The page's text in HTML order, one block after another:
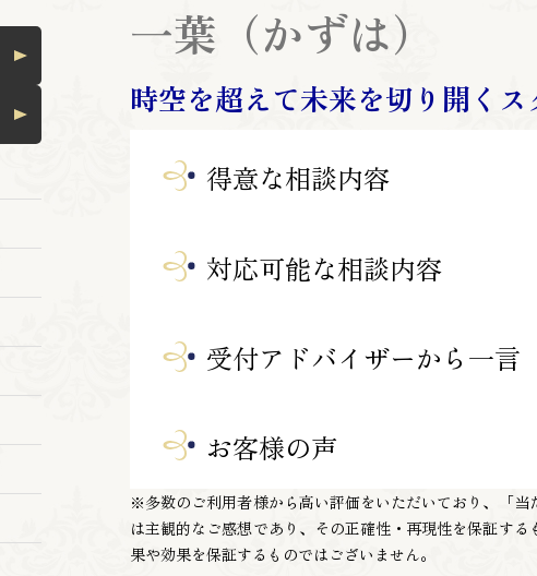
一葉（かずは）
時空を超えて未来を切り開く
得意な相談内容
対応可能な相談内容
受付アドバイザーから一言
お客様の声
※多数のご利用者様から高い評価をいただいており、「
は主観的なご感想であり、その正確性・再現性を保証す
果や効果を保証するものではございません。